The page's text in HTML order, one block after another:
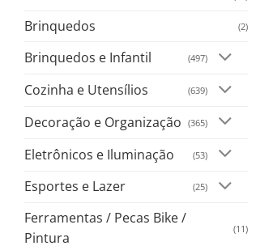
Brinquedos (2)
Brinquedos e Infantil (497)
Cozinha e Utensílios (639)
Decoração e Organização (365)
Eletrônicos e Iluminação (53)
Esportes e Lazer (25)
Ferramentas / Pecas Bike /
Pintura
(11)